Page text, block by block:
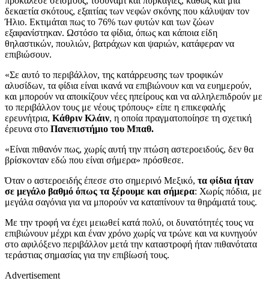
δεκαετία σκότους, εξαιτίας των νεφών σκόνης που κάλυψαν τον
Ήλιο. Εκτιμάται πως το 76% των φυτών και των ζώων
εξαφανίστηκαν. Ωστόσο τα φίδια, όπως και κάποια είδη
θηλαστικών, πουλιών, βατράχων και ψαριών, κατάφεραν να
επιβιώσουν.
«Σε αυτό το περιβάλλον, της κατάρρευσης των τροφικών
αλυσίδων, τα φίδια είναι ικανά να επιβιώνουν και να ευημερούν,
και μπορούν να αποικίζουν νέες ηπείρους και να αλληλεπιδρούν με
το περιβάλλον τους με νέους τρόπους» είπε η επικεφαλής
ερευνήτρια, Κάθριν Κλάιν, η οποία πραγματοποίησε τη σχετική
έρευνα στο Πανεπιστήμιο του Μπαθ.
«Είναι πιθανόν πως, χωρίς αυτή την πτώση αστεροειδούς, δεν θα
βρίσκονταν εδώ που είναι σήμερα» πρόσθεσε.
Όταν ο αστεροειδής έπεσε στο σημερινό Μεξικό, τα φίδια ήταν
σε μεγάλο βαθμό όπως τα ξέρουμε και σήμερα: Χωρίς πόδια, με
μεγάλα σαγόνια για να μπορούν να καταπίνουν τα θηράματά τους.
Με την τροφή να έχει μειωθεί κατά πολύ, οι δυνατότητές τους να
επιβιώνουν μέχρι και έναν χρόνο χωρίς να τρώνε και να κυνηγούν
στο αφιλόξενο περιβάλλον μετά την καταστροφή ήταν πιθανότατα
τεράστιας σημασίας για την επιβίωσή τους.
Advertisement